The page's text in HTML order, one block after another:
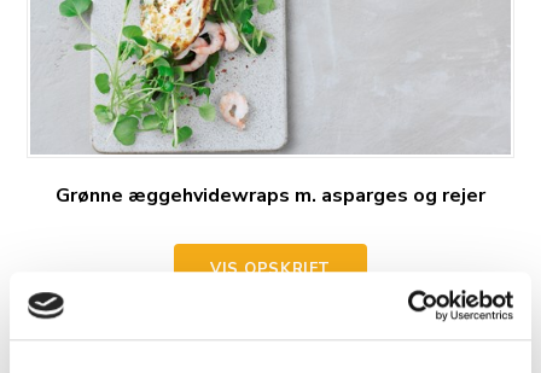
Grønne æggehvidewraps m. asparges og rejer
VIS OPSKRIFT